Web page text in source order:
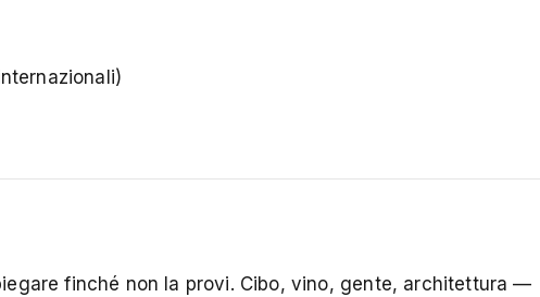
finché non la provi. Cibo, vino, gente, architettura —